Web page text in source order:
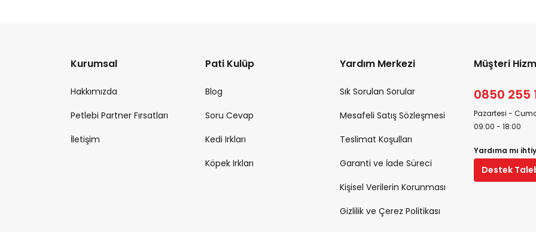
Kurumsal
Hakkımızda
Petlebi Partner Fırsatları
İletişim
Pati Kulüp
Blog
Soru Cevap
Kedi Irkları
Köpek Irkları
Yardım Merkezi
Sık Sorulan Sorular
Mesafeli Satış Sözleşmesi
Teslimat Koşulları
Garanti ve İade Süreci
Kişisel Verilerin Korunması
Gizlilik ve Çerez Politikası
Müşteri
0850 255
Pazartesi -
09:00 - 18:00
Yardıma mı
Destek